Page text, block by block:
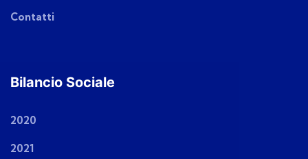
Contatti
Bilancio Sociale
2020
2021